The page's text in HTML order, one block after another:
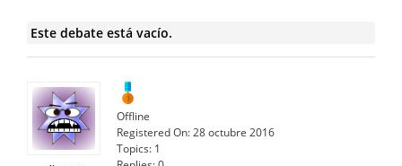
Este debate está vacío.
Offline
Registered On:28 octubre 2016
Topics: 1